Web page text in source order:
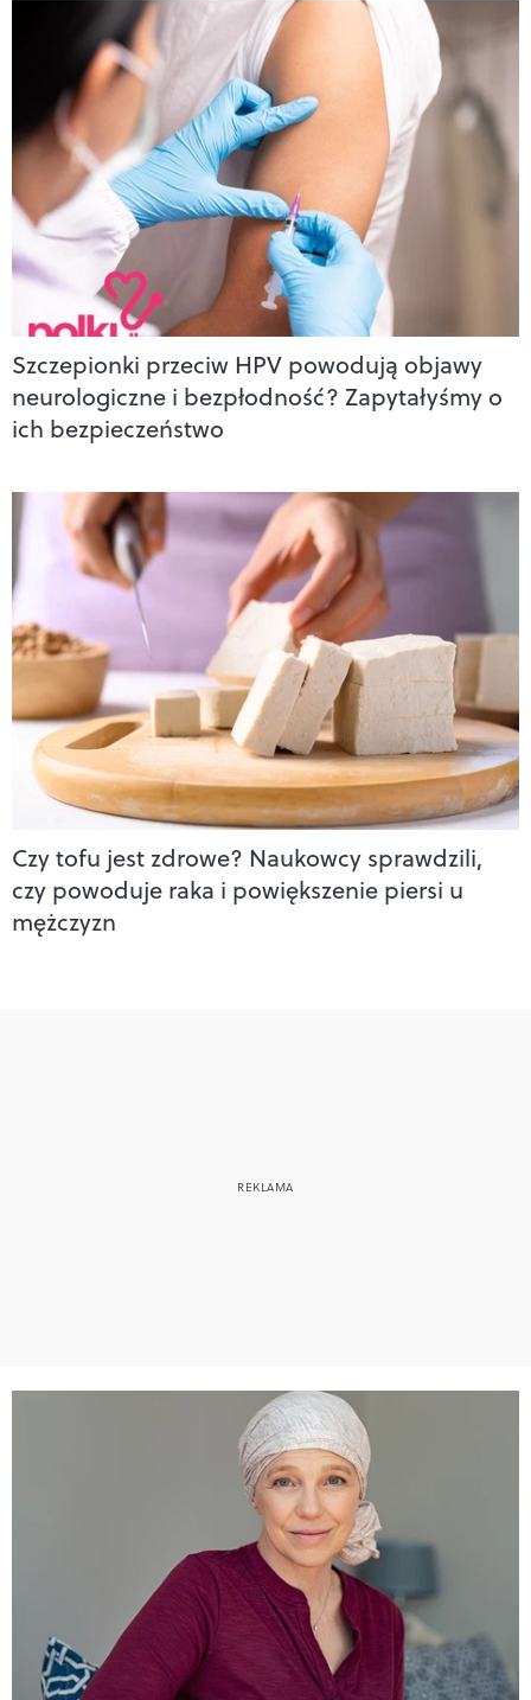
Szczepionki przeciw HPV powodują objawy
neurologiczne i bezpłodność? Zapytałyśmy o
ich bezpieczeństwo
Czy tofu jest zdrowe? Naukowcy sprawdzili,
czy powoduje raka i powiększenie piersi u
mężczyzn